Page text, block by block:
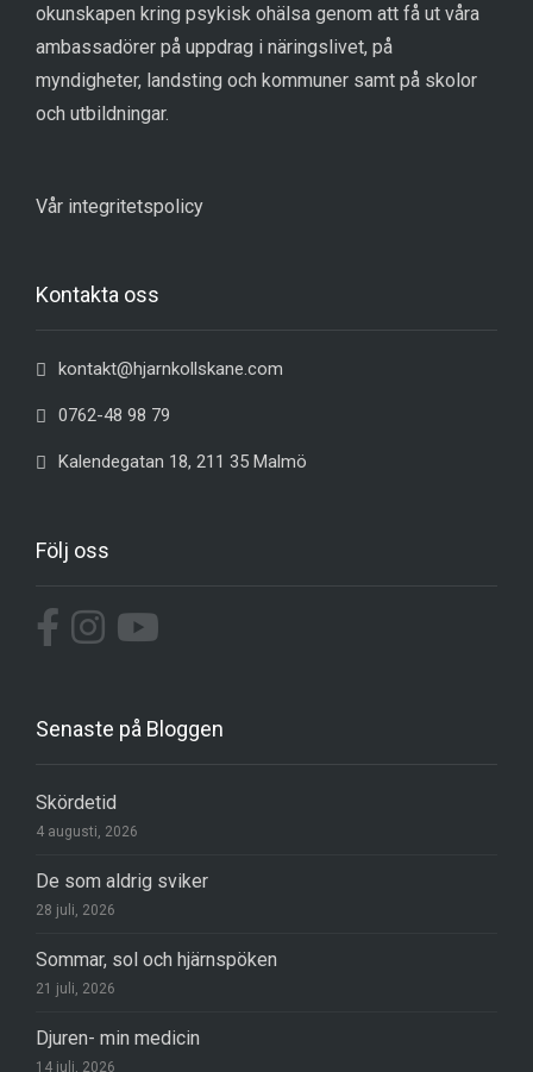
okunskapen kring psykisk ohälsa genom att få ut våra
ambassadörer på uppdrag i näringslivet, på
myndigheter, landsting och kommuner samt på skolor
och utbildningar.
Vår integritetspolicy
Kontakta oss
kontakt@hjarnkollskane.com
0762-48 98 79
Kalendegatan 18, 211 35 Malmö
Följ oss
Senaste på Bloggen
Skördetid
4 augusti, 2026
De som aldrig sviker
28 juli, 2026
Sommar, sol och hjärnspöken
21 juli, 2026
Djuren- min medicin
14 juli, 2026